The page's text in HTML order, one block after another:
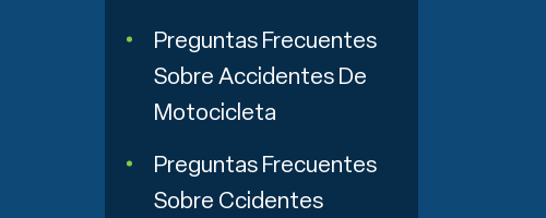
Preguntas Frecuentes
Sobre Accidentes De
Motocicleta
Preguntas Frecuentes
Sobre Ccidentes